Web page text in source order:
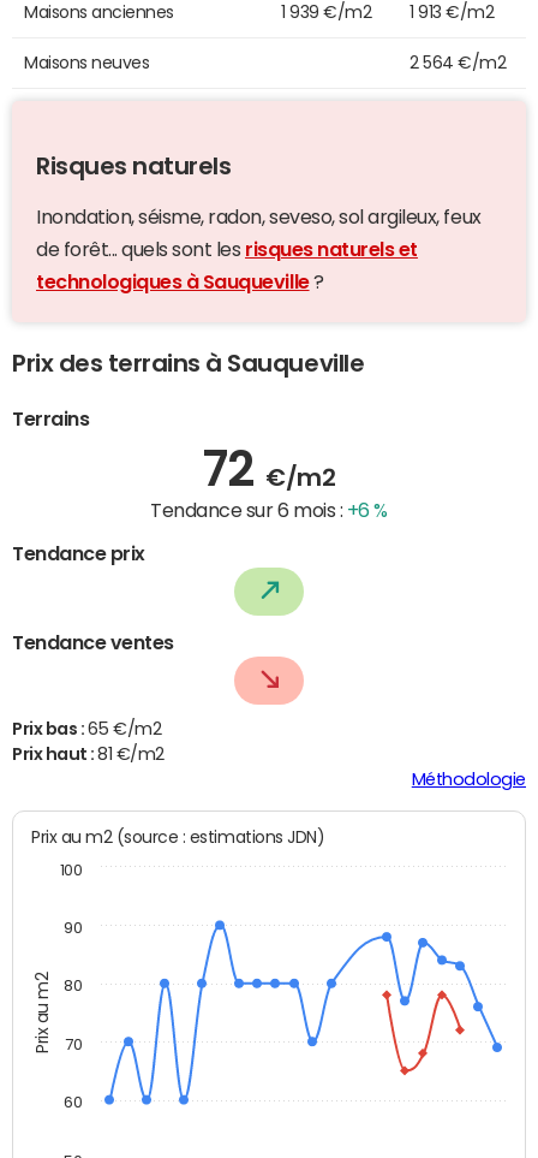
Maisons anciennes 1 939 €/m2 1 913 €/m2
Maisons neuves 2 564 €/m2
Risques naturels
Inondation, séisme, radon, seveso, sol argileux, feux
de forêt... quels sont les risques naturels et
technologiques à Sauqueville?
Prix des terrains à Sauqueville
Terrains
72 €/m2
Tendance sur 6 mois : +6 %
Tendance prix
Tendance ventes
Prix bas : 65 €/m2
Prix haut :81 €/m2
Méthodologie
Prix au m2
Prix au m2 (source : estimations JDN)
60
70
80
90
100